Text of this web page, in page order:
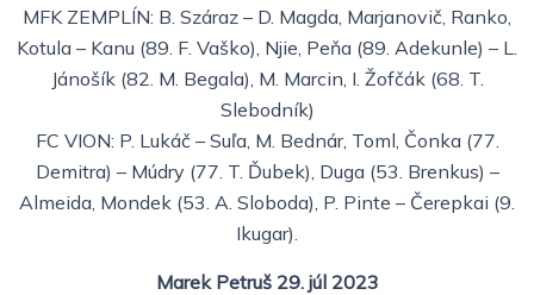
MFK ZEMPLÍN: B. Száraz – D. Magda, Marjanovič, Ranko,
Kotula – Kanu (89. F. Vaško), Njie, Peňa (89. Adekunle) – L.
Jánošík (82. M. Begala), M. Marcin, I. Žofčák (68. T.
Slebodník)
FC VION: P. Lukáč – Suľa, M. Bednár, Toml, Čonka (77.
Demitra) – Múdry (77. T. Ďubek), Duga (53. Brenkus) –
Almeida, Mondek (53. A. Sloboda), P. Pinte – Čerepkai (9.
Ikugar).
Marek Petruš 29. júl 2023